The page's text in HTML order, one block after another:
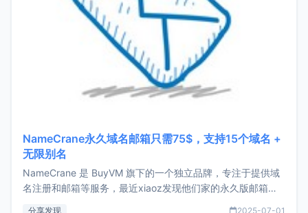
NameCrane永久域名邮箱只需75$，支持15个域名 +
无限别名
NameCrane 是 BuyVM 旗下的一个独立品牌，专注于提供域
名注册和邮箱等服务，最近xiaoz发现他们家的永久版邮箱服
分享发现 2025-07-01